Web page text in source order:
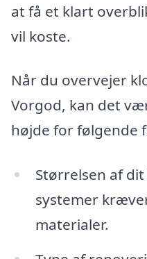
at få et klart
vil koste.
Når du overvejer
Vorgod, kan det
højde for følgende
Størrelsen af
systemer
materialer.